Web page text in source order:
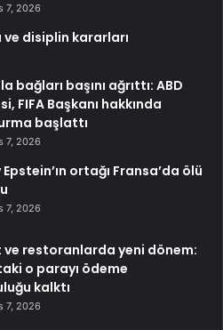
7, 2026
ve disiplin kararları
bağları başını ağrıttı: ABD
FIFA Başkanı hakkında
başlattı
7, 2026
ortağı Fransa’da ölü
7, 2026
ve restoranlarda yeni dönem:
o parayı ödeme
kalktı
7, 2026